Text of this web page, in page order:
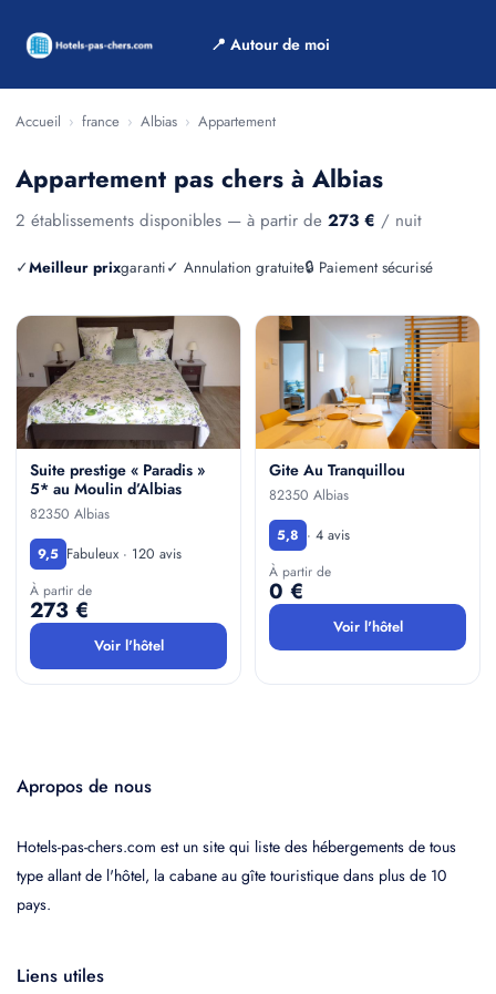
📍 Autour de moi
Accueil › france › Albias › Appartement
Appartement pas chers à Albias
2 établissements disponibles — à partir de 273 € / nuit
✓Meilleur prixgaranti✓ Annulation gratuite🔒 Paiement sécurisé
Suite prestige « Paradis »
5* au Moulin d’Albias
82350 Albias
9,5 Fabuleux · 120 avis
À partir de
273 €
Voir l'hôtel
Gite Au Tranquillou
82350 Albias
5,8 · 4 avis
À partir de
0 €
Voir l'hôtel
Apropos de nous
Hotels-pas-chers.com est un site qui liste des hébergements de tous
type allant de l'hôtel, la cabane au gîte touristique dans plus de 10
pays.
Liens utiles